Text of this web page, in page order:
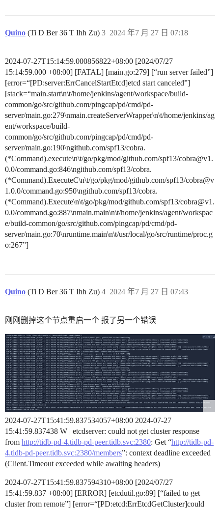
Quino (Ti D Ber 36 T Ihh Zu) 2024 年7 月 27 日 07:18
3
2024-07-27T15:14:59.000856822+08:00 [2024/07/27
15:14:59.000 +08:00] [FATAL] [main.go:279] [“run server failed”]
[error=“[PD:server:ErrCancelStartEtcd]etcd start canceled”]
[stack=“main.start\n\t/home/jenkins/agent/workspace/build-
common/go/src/github.com/pingcap/pd/cmd/pd-
server/main.go:279\nmain.createServerWrapper\n\t/home/jenkins/ag
ent/workspace/build-
common/go/src/github.com/pingcap/pd/cmd/pd-
server/main.go:190\ngithub.com/spf13/cobra.
(*Command).execute\n\t/go/pkg/mod/github.com/spf13/cobra@v1.
0.0/command.go:846\ngithub.com/spf13/cobra.
(*Command).ExecuteC\n\t/go/pkg/mod/github.com/spf13/cobra@v
1.0.0/command.go:950\ngithub.com/spf13/cobra.
(*Command).Execute\n\t/go/pkg/mod/github.com/spf13/cobra@v1.
0.0/command.go:887\nmain.main\n\t/home/jenkins/agent/workspac
e/build-common/go/src/github.com/pingcap/pd/cmd/pd-
server/main.go:70\nruntime.main\n\t/usr/local/go/src/runtime/proc.g
o:267”]
Quino (Ti D Ber 36 T Ihh Zu) 2024 年7 月 27 日 07:43
4
刚刚删掉这个节点重启一个 报了另一个错误
2024-07-27T15:41:59.837534057+08:00 2024-07-27
15:41:59.837438 W | etcdserver: could not get cluster response
from http://tidb-pd-4.tidb-pd-peer.tidb.svc:2380: Get “http://tidb-pd-
4.tidb-pd-peer.tidb.svc:2380/members”: context deadline exceeded
(Client.Timeout exceeded while awaiting headers)
2024-07-27T15:41:59.837594310+08:00 [2024/07/27
15:41:59.837 +08:00] [ERROR] [etcdutil.go:89] [“failed to get
cluster from remote”] [error=“[PD:etcd:ErrEtcdGetCluster]could